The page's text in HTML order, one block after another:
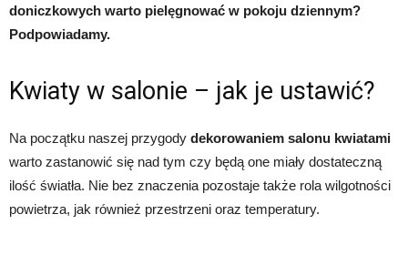
doniczkowych warto pielęgnować w pokoju dziennym?
Podpowiadamy.
Kwiaty w salonie – jak je ustawić?
Na początku naszej przygody dekorowaniem salonu kwiatami
warto zastanowić się nad tym czy będą one miały dostateczną
ilość światła. Nie bez znaczenia pozostaje także rola wilgotności
powietrza, jak również przestrzeni oraz temperatury.